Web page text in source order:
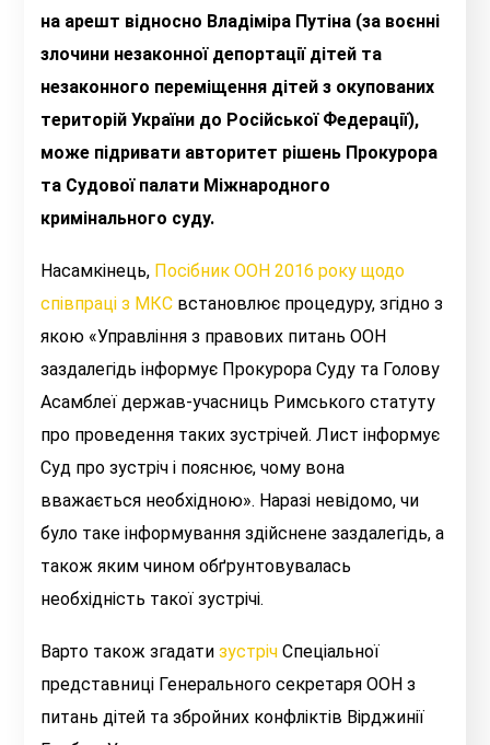
на арешт відносно Владіміра Путіна (за воєнні
злочини незаконної депортації дітей та
незаконного переміщення дітей з окупованих
територій України до Російської Федерації),
може підривати авторитет рішень Прокурора
та Судової палати Міжнародного
кримінального суду.
Насамкінець, Посібник ООН 2016 року щодо
співпраці з МКС встановлює процедуру, згідно з
якою «Управління з правових питань ООН
заздалегідь інформує Прокурора Суду та Голову
Асамблеї держав-учасниць Римського статуту
про проведення таких зустрічей. Лист інформує
Суд про зустріч і пояснює, чому вона
вважається необхідною». Наразі невідомо, чи
було таке інформування здійснене заздалегідь, а
також яким чином обґрунтовувалась
необхідність такої зустрічі.
Варто також згадатизустріч Спеціальної
представниці Генерального секретаря ООН з
питань дітей та збройних конфліктів Вірджинії